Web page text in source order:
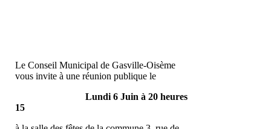
Le Conseil Municipal de Gasville-Oisème
vous invite à une réunion publique le
Lundi 6 Juin à 20 heures
15